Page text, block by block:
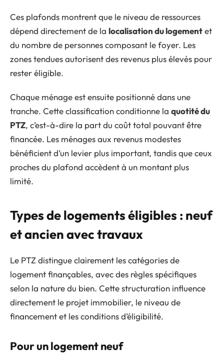
Ces plafonds montrent que le niveau de ressources
dépend directement de la localisation du logementet
du nombre de personnes composant le foyer. Les
zones tendues autorisent des revenus plus élevés pour
rester éligible.
Chaque ménage est ensuite positionné dans une
tranche. Cette classification conditionne la quotité du
PTZ, c’est-à-dire la part du coût total pouvant être
financée. Les ménages aux revenus modestes
bénéficient d’un levier plus important, tandis que ceux
proches du plafond accèdent à un montant plus
limité.
Types de logements éligibles : neuf
et ancien avec travaux
Le PTZ distingue clairement les catégories de
logement finançables, avec des règles spécifiques
selon la nature du bien. Cette structuration influence
directement le projet immobilier, le niveau de
financement et les conditions d’éligibilité.
Pour un logement neuf